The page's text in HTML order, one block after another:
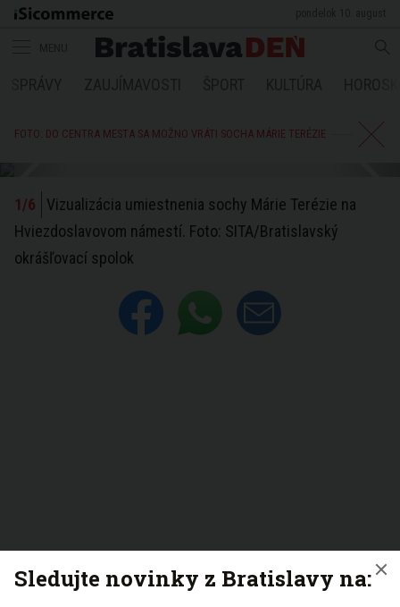
FOTO: DO CENTRA MESTA SA MOŽNO VRÁTI SOCHA MÁRIE TERÉZIE
Vizualizácia umiestnenia sochy Márie Terézie na
Hviezdoslavovom námestí. Foto: SITA/Bratislavský
okrášľovací spolok
Sledujte novinky z Bratislavy na: